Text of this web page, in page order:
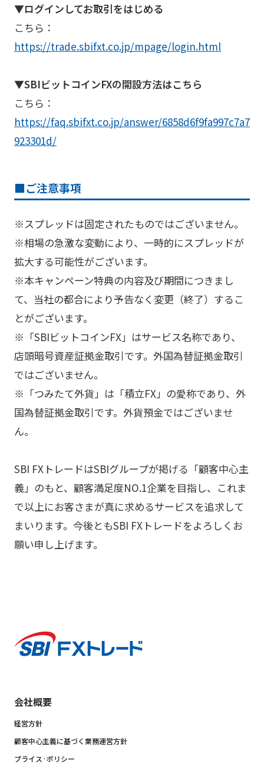
▼ログインしてお取引をはじめる
こちら：
https://trade.sbifxt.co.jp/mpage/login.html
▼SBIビットコインFXの開設方法はこちら
こちら：
https://faq.sbifxt.co.jp/answer/6858d6f9fa997c7a7
923301d/
■ご注意事項
※スプレッドは固定されたものではございません。
※相場の急激な変動により、一時的にスプレッドが
拡大する可能性がございます。
※本キャンペーン特典の内容及び期間につきまし
て、当社の都合により予告なく変更（終了）するこ
とがございます。
※「SBIビットコインFX」はサービス名称であり、
店頭暗号資産証拠金取引です。外国為替証拠金取引
ではございません。
※「つみたて外貨」は「積立FX」の愛称であり、外
国為替証拠金取引です。外貨預金ではございませ
ん。
SBI FXトレードはSBIグループが掲げる「顧客中心主
義」のもと、顧客満足度NO.1企業を目指し、これま
で以上にお客さまが真に求めるサービスを追求して
まいります。今後ともSBI FXトレードをよろしくお
願い申し上げます。
会社概要
経営方針
顧客中心主義に基づく業務運営方針
プライス·ポリシー